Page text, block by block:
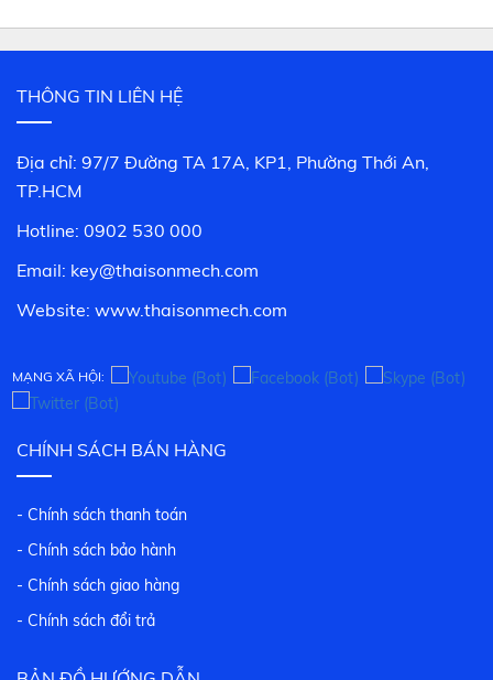
THÔNG TIN LIÊN HỆ
Địa chỉ: 97/7 Đường TA 17A, KP1, Phường Thới An,
TP.HCM
Hotline: 0902 530 000
Email: key@thaisonmech.com
Website: www.thaisonmech.com
MẠNG XÃ HỘI:
CHÍNH SÁCH BÁN HÀNG
- Chính sách thanh toán
- Chính sách bảo hành
- Chính sách giao hàng
- Chính sách đổi trả